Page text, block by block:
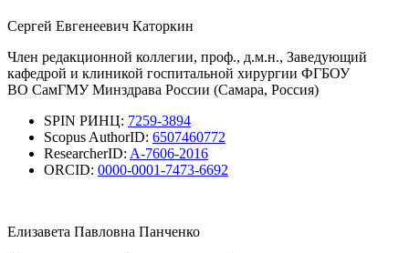
Сергей Евгенеевич Каторкин
Член редакционной коллегии, проф., д.м.н., Заведующий
кафедрой и клиникой госпитальной хирургии ФГБОУ
ВО СамГМУ Минздрава России (Самара, Россия)
SPIN РИНЦ: 7259-3894
Scopus AuthorID: 6507460772
ResearcherID: A-7606-2016
ORCID: 0000-0001-7473-6692
Елизавета Павловна Панченко